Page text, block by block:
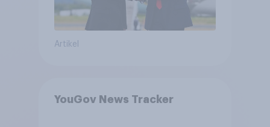
Artikel
YouGov News Tracker